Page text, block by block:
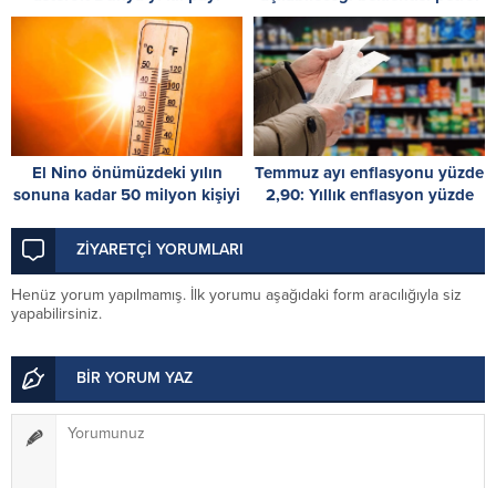
ıskalayacak
fiyatlarını düşürdü
El Nino önümüzdeki yılın
sonuna kadar 50 milyon kişiyi
Temmuz ayı enflasyonu yüzde
2,90: Yıllık enflasyon yüzde
ZİYARETÇİ YORUMLARI
Henüz yorum yapılmamış. İlk yorumu aşağıdaki form aracılığıyla siz
yapabilirsiniz.
BİR YORUM YAZ